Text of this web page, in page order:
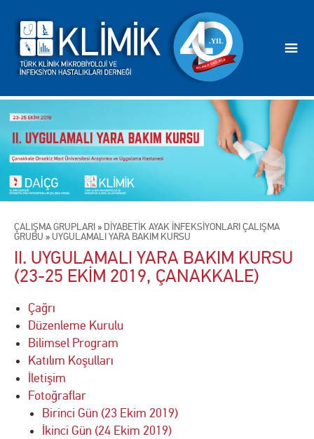
ÇALIŞMA GRUPLARI » DİYABETİK AYAK İNFEKSİYONLARI ÇALIŞMA
GRUBU » UYGULAMALI YARA BAKIM KURSU
II. UYGULAMALI YARA BAKIM KURSU
(23-25 EKİM 2019, ÇANAKKALE)
Çağrı
Düzenleme Kurulu
Bilimsel Program
Katılım Koşulları
İletişim
Fotoğraflar
Birinci Gün (23 Ekim 2019)
İkinci Gün (24 Ekim 2019)